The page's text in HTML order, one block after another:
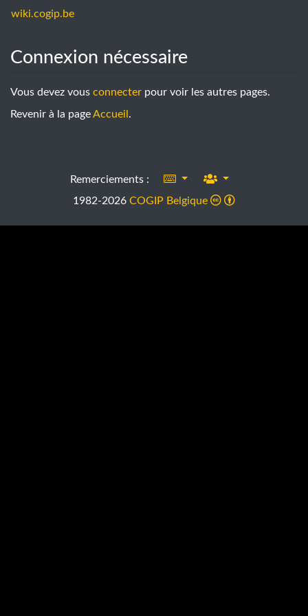
wiki.cogip.be
Connexion nécessaire
Aller à :navigation,rechercher
Vous devez vous connecter pour voir les autres pages.
Revenir à la pageAccueil .
Remerciements :
1982-2026 COGIP Belgique